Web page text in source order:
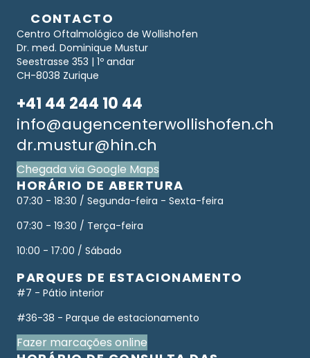
CONTACTO
Centro Oftalmológico de Wollishofen
Dr. med. Dominique Mustur
Seestrasse 353 | 1º andar
CH-8038 Zurique
+41 44 244 10 44
info@augencenterwollishofen.ch
dr.mustur@hin.ch
Chegada via Google Maps
HORÁRIO DE ABERTURA
07:30 - 18:30 / Segunda-feira - Sexta-feira
07:30 - 19:30 / Terça-feira
10:00 - 17:00 / Sábado
PARQUES DE ESTACIONAMENTO
#7 - Pátio interior
#36-38 - Parque de estacionamento
Fazer marcações online